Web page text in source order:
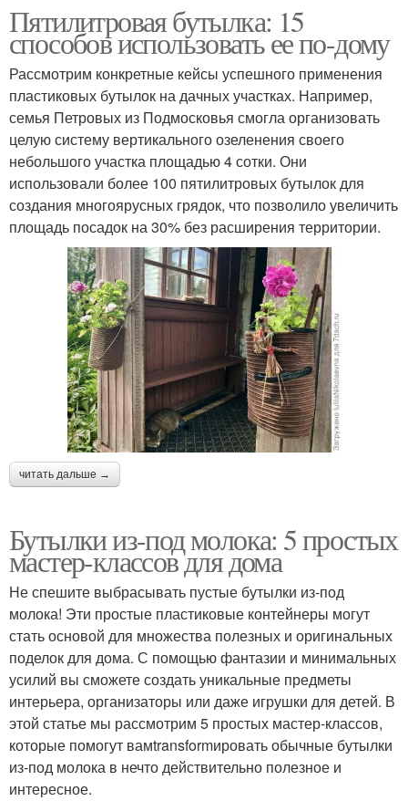
Пятилитровая бутылка: 15
способов использовать ее по-дому
Рассмотрим конкретные кейсы успешного применения
пластиковых бутылок на дачных участках. Например,
семья Петровых из Подмосковья смогла организовать
целую систему вертикального озеленения своего
небольшого участка площадью 4 сотки. Они
использовали более 100 пятилитровых бутылок для
создания многоярусных грядок, что позволило увеличить
площадь посадок на 30% без расширения территории.
читать дальше →
Бутылки из-под молока: 5 простых
мастер-классов для дома
Не спешите выбрасывать пустые бутылки из-под
молока! Эти простые пластиковые контейнеры могут
стать основой для множества полезных и оригинальных
поделок для дома. С помощью фантазии и минимальных
усилий вы сможете создать уникальные предметы
интерьера, организаторы или даже игрушки для детей. В
этой статье мы рассмотрим 5 простых мастер-классов,
которые помогут вамtransformировать обычные бутылки
из-под молока в нечто действительно полезное и
интересное.